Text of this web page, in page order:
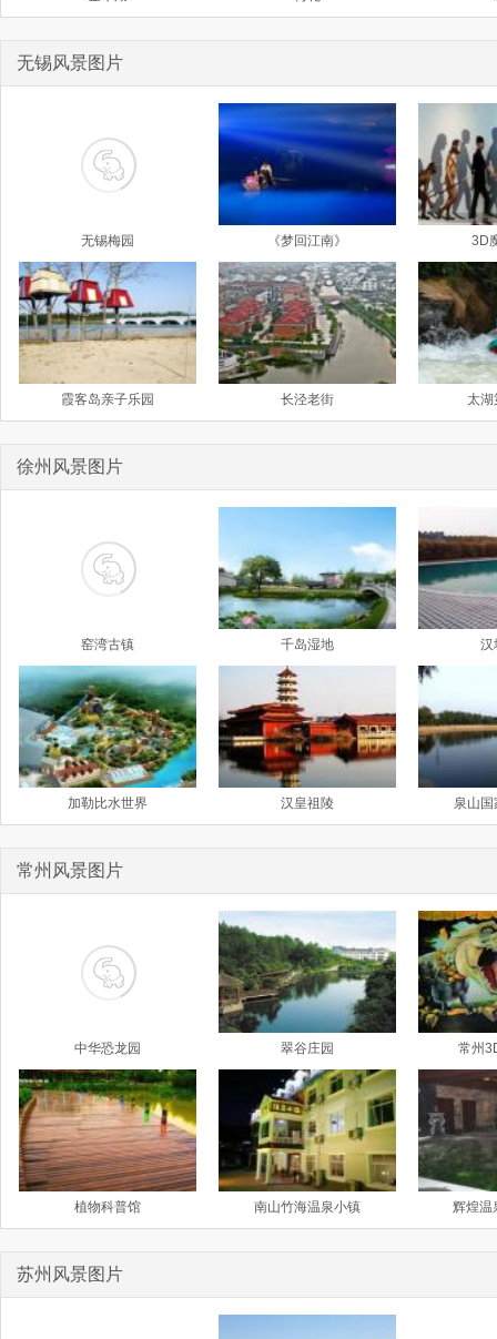
无锡风景图片
无锡梅园 《梦回江南》 3D
霞客岛亲子乐园 长泾老街 太湖
徐州风景图片
窑湾古镇 千岛湿地 汉
加勒比水世界 汉皇祖陵 泉山
常州风景图片
中华恐龙园 翠谷庄园 常州
植物科普馆 南山竹海温泉小镇 辉煌温
苏州风景图片